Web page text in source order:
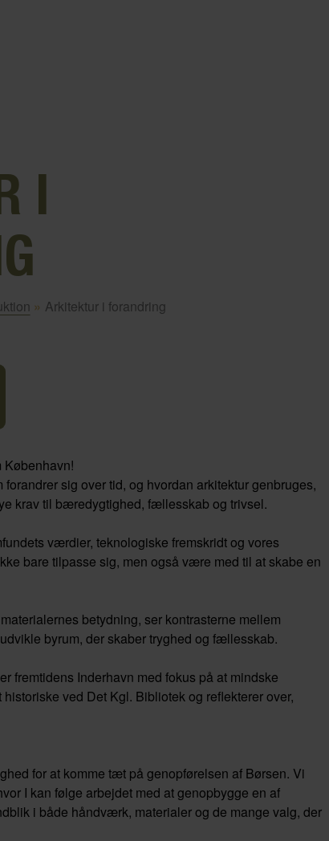
I
» Arkitektur i forandring
København!
sig over tid, og hvordan arkitektur genbruges,
krav til bæredygtighed, fællesskab og trivsel.
værdier, teknologiske fremskridt og vores
bare tilpasse sig, men også være med til at skabe en
betydning, ser kontrasterne mellem
byrum, der skaber tryghed og fællesskab.
fremtidens Inderhavn med fokus på at mindske
ved Det Kgl. Bibliotek og reflekterer over,
for at komme tæt på genopførelsen af Børsen. Vi
I kan følge arbejdet med at genopbygge en af
i både håndværk, materialer og de mange valg, der